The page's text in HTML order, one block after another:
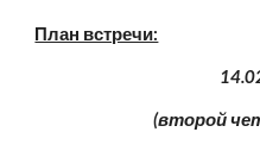
План встречи:
(второй